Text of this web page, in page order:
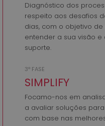
Diagnóstico dos
respeito aos desafios
dias, com o objetivo
entender a sua visão
suporte.
3ª FASE
SIMPLIFY
Focamo-nos em
a avaliar soluções
com base nas